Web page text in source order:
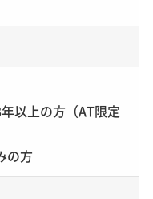
以上の方（AT限定
の方